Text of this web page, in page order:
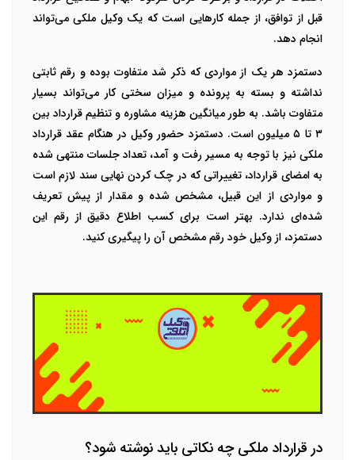
قبل از توافق، از جمله کارهایی است که یک وکیل ملکی می‌تواند
انجام دهد.
دستمزد هر یک از مواردی که ذکر شد متفاوت بوده و رقم ثابتی
نداشته و بسته به پرونده و میزان سختی کار می‌تواند بسیار
متفاوت باشد. به طور میانگین هزینه مشاوره و تنظیم قرارداد بین
۳ تا ۵ میلیون است. دستمزد حضور وکیل در هنگام عقد قرارداد
ملکی نیز با توجه به مسیر رفت و آمد،‌ تعداد جلسات منتهی شده
به امضای قرارداد، تغییراتی که در چک کردن نهایی سند لازم است
و مواردی از این قبیل، مشخص شده و مقدار از پیش تعریف
شده‌ای ندارد. بهتر است برای کسب اطلاع دقیق از رقم این
دستمزد، از وکیل خود رقم مشخص آن را پیگیری کنید.
در قرارداد ملکی چه نکاتی باید نوشته شود؟